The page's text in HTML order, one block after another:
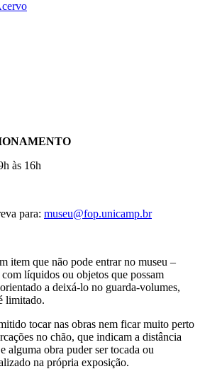
às 16h
para: museu@fop.unicamp.br
item que não pode entrar no museu –
líquidos ou objetos que possam
a deixá-lo no guarda-volumes,
limitado.
tocar nas obras nem ficar muito perto
no chão, que indicam a distância
alguma obra puder ser tocada ou
na própria exposição.